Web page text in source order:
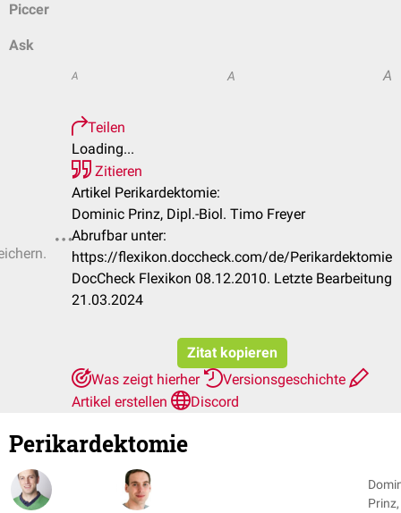
Piccer
Ask
A A A
Teilen
Loading...
Zitieren
Artikel Perikardektomie:
Dominic Prinz, Dipl.-Biol. Timo Freyer
Abrufbar unter:
https://flexikon.doccheck.com/de/Perikardektomie
DocCheck Flexikon 08.12.2010. Letzte Bearbeitung
21.03.2024
Zitat kopieren
Was zeigt hierher
Versionsgeschichte
Artikel erstellen
Discord
Perikardektomie
Prinz,